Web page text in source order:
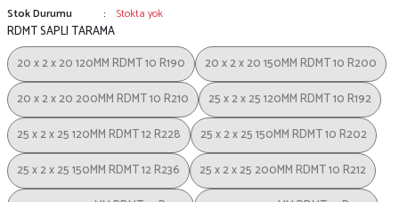
Stok Durumu
Stokta yok
RDMT SAPLI TARAMA
20 x 2 x 20 120MM RDMT 10 R190
20 x 2 x 20 150MM RDMT 10 R200
20 x 2 x 20 200MM RDMT 10 R210
25 x 2 x 25 120MM RDMT 10 R192
25 x 2 x 25 120MM RDMT 12 R228
25 x 2 x 25 150MM RDMT 10 R202
25 x 2 x 25 150MM RDMT 12 R236
25 x 2 x 25 200MM RDMT 10 R212